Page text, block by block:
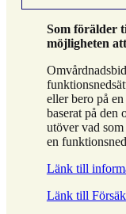
Som förälder
möjligheten
eller bero på
baserat på den
utöver vad
en
Länk till
Länk till